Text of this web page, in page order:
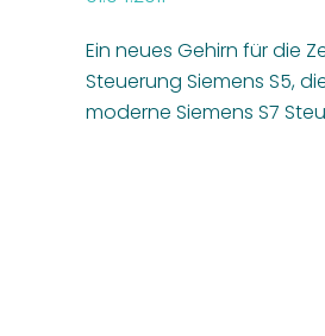
Ein neues Gehirn für die
Steuerung Siemens S5,
moderne Siemens S7